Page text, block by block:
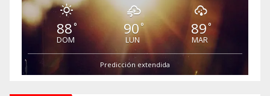
88°
DOM
90°
LUN
89°
MAR
Predicción extendida